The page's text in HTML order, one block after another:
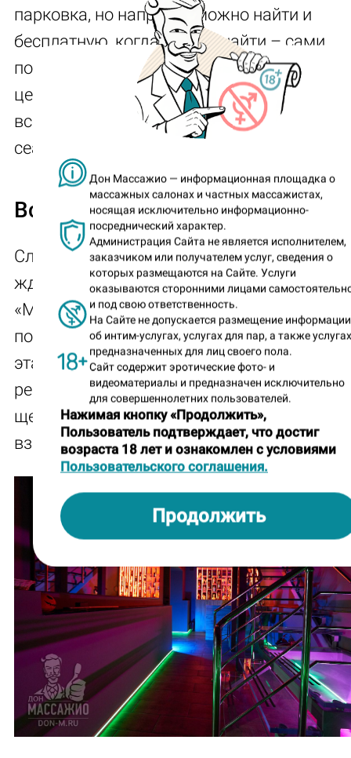
Дон Массажио — информационная площадка о
массажных салонах и частных массажистах,
носящая исключительно информационно-
посреднический характер.
Администрация Сайта не является исполнителем,
заказчиком или получателем услуг, сведения о
которых размещаются на Сайте. Услуги
оказываются сторонними лицами
и под свою ответственность.
На Сайте не допускается размещение информации
об интим-услугах, услугах для пар, а также
предназначенных для лиц своего пола.
Сайт содержит эротические фото- и
видеоматериалы и предназначен исключительно
для совершеннолетних пользователей.
Нажимая кнопку «Продолжить»,
Пользователь подтверждает, что достиг
возраста 18 лет и ознакомлен с условиями
Пользовательского соглашения.
Продолжить
парковка, но напротив можно найти и
бесплатную, когда можно найти – сами
понимаете, салон расположен недалеко от
центра, рядом с вокзалом. Но о местах
всегда можно уточнить у админа при
сеанс.
Встреча
Сложно сказать, какой степени
ждал от салона эротического массажа
«Медведь» – название располагает, сами
понимаете, – но, спустившись к
этажу, решил: какой-то другой
результат меня более чем устраивает.
щеголяет симпатичным баром, да и на
взгляд выглядит помещение как бар.